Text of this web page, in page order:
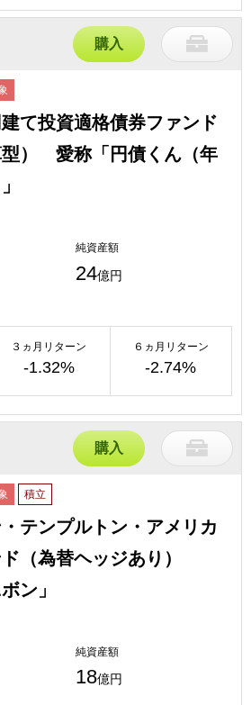
購入
て投資適格債券ファンド
型） 愛称「円債くん（年
純資産額
24億円
３ヵ月リターン
-1.32%
６ヵ月リターン
-2.74%
購入
積立
テンプルトン・アメリカ
（為替ヘッジあり）
ン」
純資産額
18億円